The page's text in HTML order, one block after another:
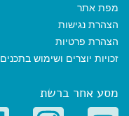
מפת אתר
הצהרת נגישות
הצהרת פרטיות
זכויות יוצרים ושימוש בתכנים
מסע אחר ברשת